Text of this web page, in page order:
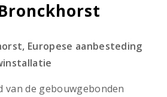
Europese aanbesteding
de gebouwgebonden